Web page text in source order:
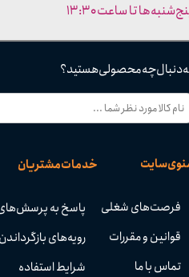
خدمات مشتریان
پاسخ به
رویه‌های بازگرداندن
شرایط استفاده
سایت
فرصت‌های شغلی
قوانین و مقررات
تماس با ما
دنبال چه محصولی هستید؟
تا ساعت ۱۳:۳۰​​​​​​​